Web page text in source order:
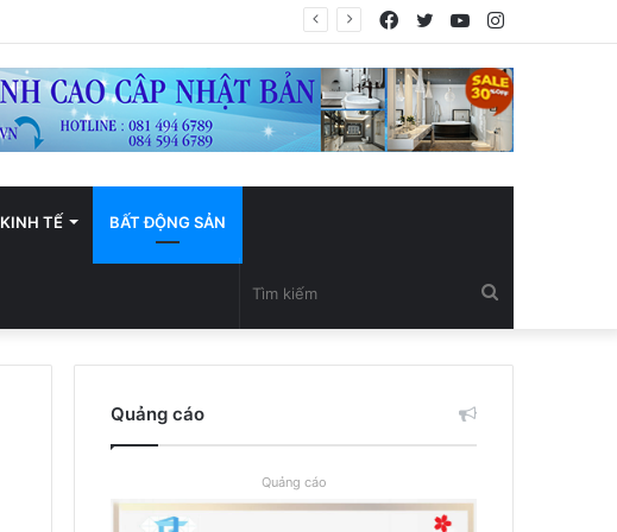
YouTube
Twitter
Facebook
KINH TẾ BẤT ĐỘNG SẢN
kiếm
Quảng cáo
Quảng cáo